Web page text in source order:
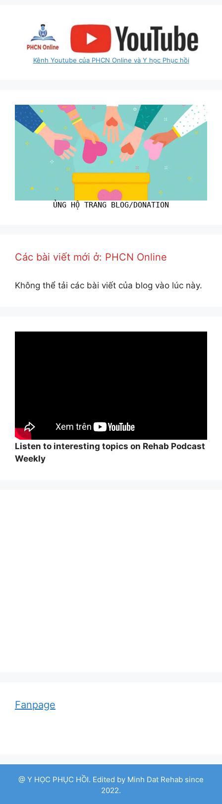
Kênh Youtube của PHCN Online và Y học Phục hồi
ỦNG HỘ TRANG BLOG/DONATION
Các bài viết mới ở: PHCN Online
Không thể tải các bài viết của blog vào lúc này.
Listen to interesting topics on Rehab Podcast
Weekly
Fanpage
@ Y HỌC PHỤC HỒI. Edited by Minh Dat Rehab since
2022.